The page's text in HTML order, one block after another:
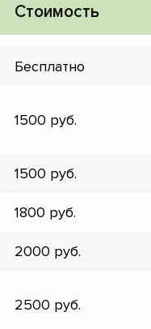
Стоимость
Бесплатно
1500
1500
1800
2000
2500